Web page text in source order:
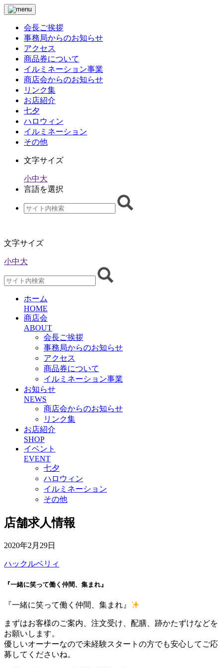
会長ご挨拶
事務局からのお知らせ
アクセス
商品券について
イルミネーション事業
商店会からのお知らせ
リンク集
お店紹介
七夕
ハロウィン
イルミネーション
その他
文字サイズ
小中大
言語を選択
文字サイズ
小中大
ホーム
HOME
商店会
ABOUT
会長ご挨拶
事務局からのお知らせ
アクセス
商品券について
イルミネーション事業
お知らせ
NEWS
商店会からのお知らせ
リンク集
お店紹介
SHOP
イベント
EVENT
七夕
ハロウィン
イルミネーション
その他
店舗求人情報
2020年2月29日
ハックルベリィ
『一緒に笑って働く仲間、集まれ』
『一緒に笑って働く仲間、集まれ』
まずはお客様のご案内、注文受け、配膳、跡かたずけなどを
お願いします。
優しいオーナーなので未経験スタートの方でも安心してご応
募してくださいね。